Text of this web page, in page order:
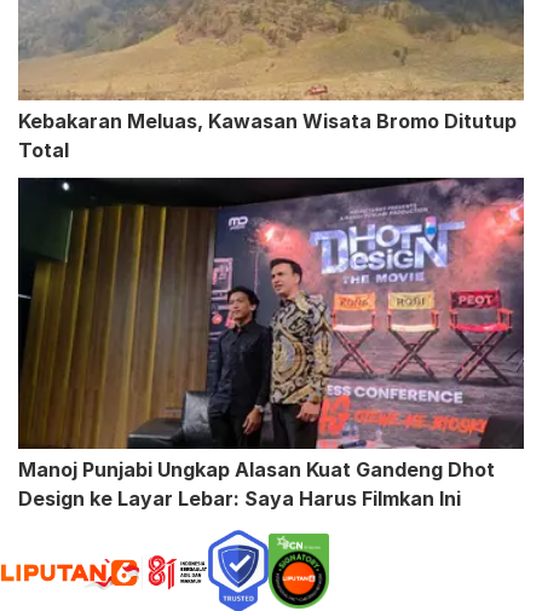
Kebakaran Meluas, Kawasan Wisata Bromo Ditutup
Total
Manoj Punjabi Ungkap Alasan Kuat Gandeng Dhot
Design ke Layar Lebar: Saya Harus Filmkan Ini